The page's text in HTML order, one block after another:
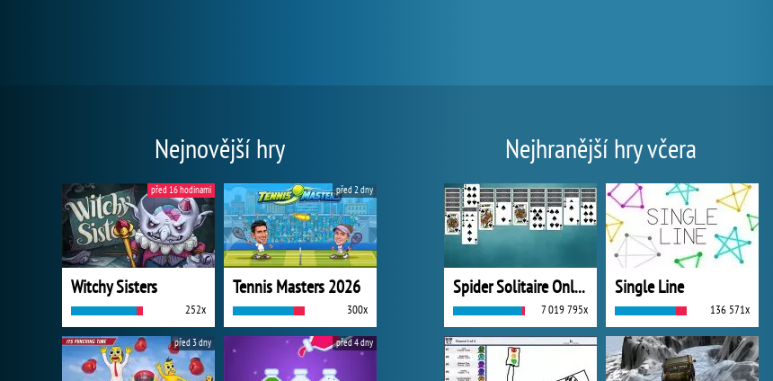
Nejnovější hry
Witchy Sisters
252x
před 16 hodinami
Tennis Masters 2026
300x
před 2 dny
před 3 dny před 4 dny
Nejhranější hry včera
Spider Solitaire Online
7 019 795x
Single Line
136 571x